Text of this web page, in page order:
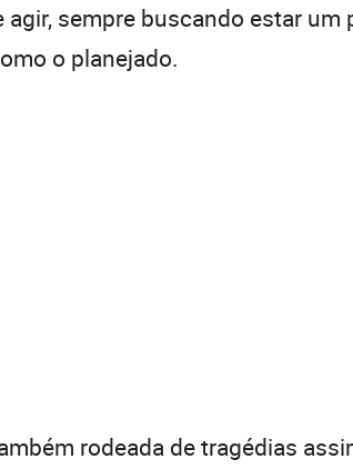
sempre buscando estar
o planejado.
rodeada de tragédias